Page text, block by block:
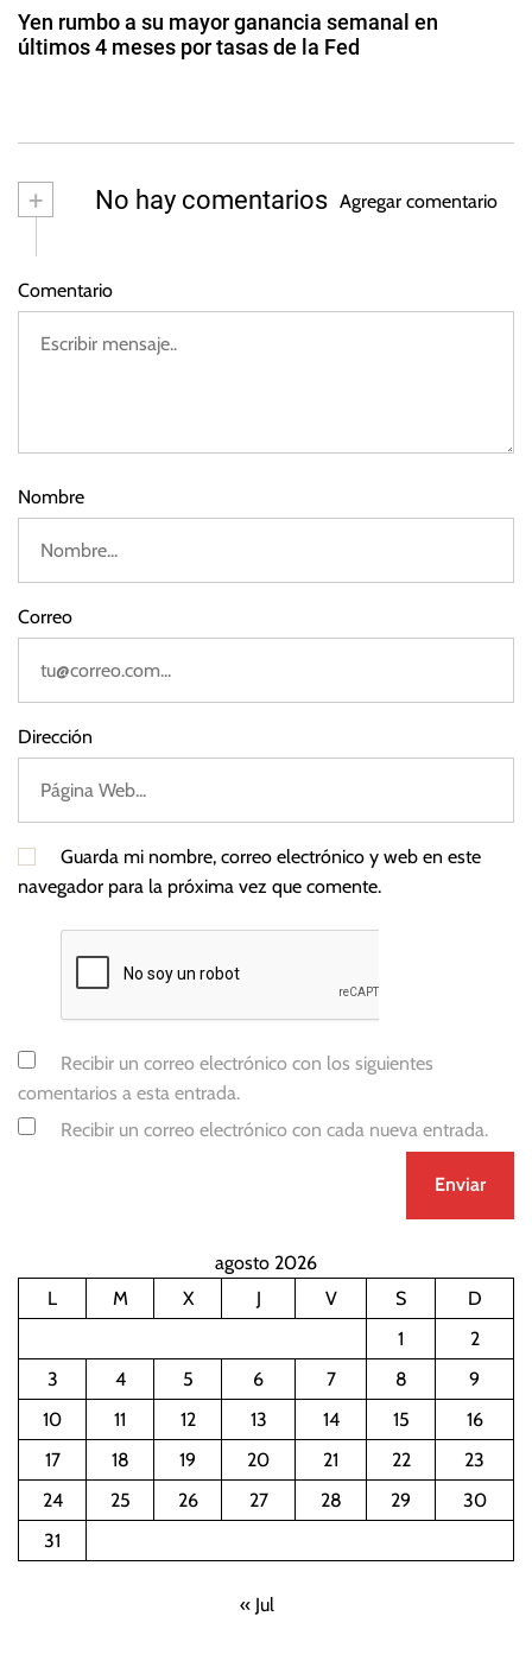
d
e
d
a
d
e
3
Yen rumbo a su mayor ganancia semanal en
últimos 4 meses por tasas de la Fed
ju
li
e
2
+ No hay comentarios Agregar comentario
Comentario
Nombre
Correo
Dirección
Guarda mi nombre, correo electrónico y web en este
navegador para la próxima vez que comente.
Recibir un correo electrónico con los siguientes
comentarios a esta entrada.
Recibir un correo electrónico con cada nueva entrada.
agosto 2026
L
M X J V S
D
1
2
3
4 5 6 7 8
9
10
11 12 13 14 15
16
17
18 19 20 21 22
23
24
25 26 27 28 29
30
31
« Jul